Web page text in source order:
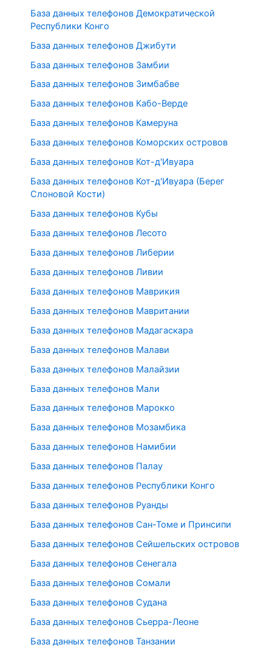
База данных телефонов Демократической
Республики Конго
База данных телефонов Джибути
База данных телефонов Замбии
База данных телефонов Зимбабве
База данных телефонов Кабо-Верде
База данных телефонов Камеруна
База данных телефонов Коморских островов
База данных телефонов Кот-д'Ивуара
База данных телефонов Кот-д'Ивуара (Берег
Слоновой Кости)
База данных телефонов Кубы
База данных телефонов Лесото
База данных телефонов Либерии
База данных телефонов Ливии
База данных телефонов Маврикия
База данных телефонов Мавритании
База данных телефонов Мадагаскара
База данных телефонов Малави
База данных телефонов Малайзии
База данных телефонов Мали
База данных телефонов Марокко
База данных телефонов Мозамбика
База данных телефонов Намибии
База данных телефонов Палау
База данных телефонов Республики Конго
База данных телефонов Руанды
База данных телефонов Сан-Томе и Принсипи
База данных телефонов Сейшельских островов
База данных телефонов Сенегала
База данных телефонов Сомали
База данных телефонов Судана
База данных телефонов Сьерра-Леоне
База данных телефонов Танзании